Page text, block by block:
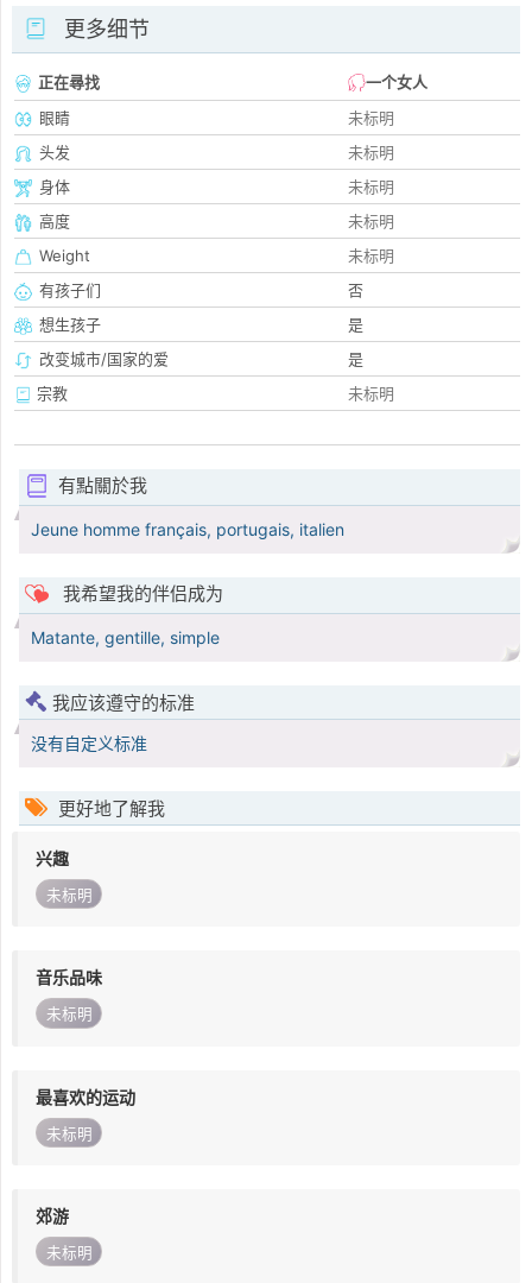
更多细节
正在尋找
一个女人
眼睛
未标明
头发
未标明
身体
未标明
高度
未标明
Weight
未标明
有孩子们
否
想生孩子
是
改变城市/国家的爱
是
宗教
未标明
有點關於我
Jeune homme français, portugais, italien
我希望我的伴侣成为
Matante, gentille, simple
我应该遵守的标准
没有自定义标准
更好地了解我
兴趣
未标明
音乐品味
未标明
最喜欢的运动
未标明
郊游
未标明